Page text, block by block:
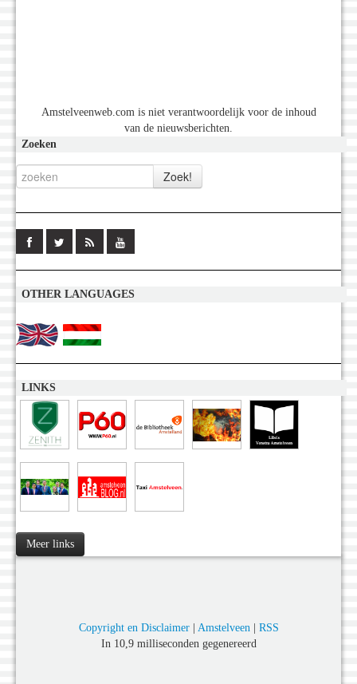
Amstelveenweb.com is niet verantwoordelijk voor de inhoud
van de nieuwsberichten.
Zoeken
OTHER LANGUAGES
LINKS
Meer links
Copyright en Disclaimer| Amstelveen| RSS
In 10,9 milliseconden gegenereerd